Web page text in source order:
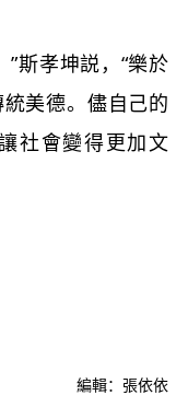
斯孝坤説，“樂於
美德。儘自己的
社會變得更加文
編輯：張依依